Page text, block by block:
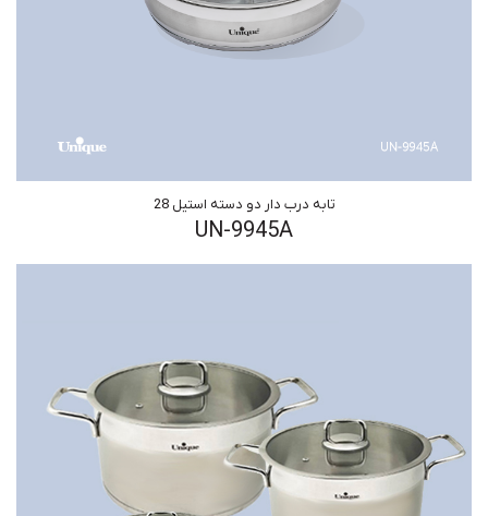
تابه درب دار دو دسته استیل 28
UN-9945A